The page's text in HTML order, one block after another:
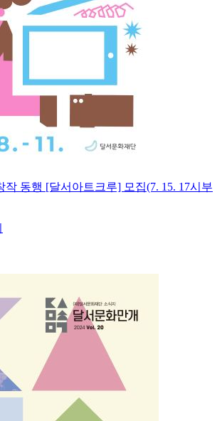
작 동행 [달서아트크루] 모집(7. 15. 17시부